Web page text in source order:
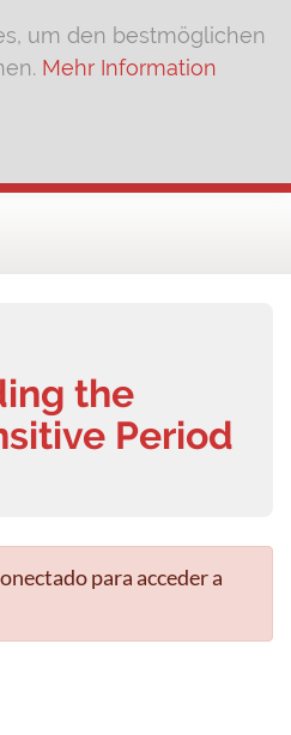
um den bestmöglichen
Mehr Information
the
Period
para acceder a